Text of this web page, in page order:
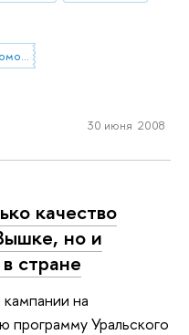
Совместная программа "двух дипломов" УрГУ и НИУ ВШЭ
30 июня 2008
качество
но и
стране
на
программу Уральского